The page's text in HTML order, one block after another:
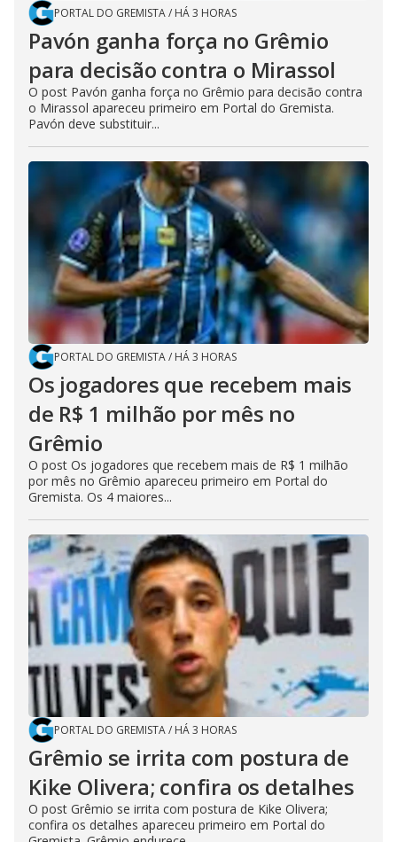
PORTAL DO GREMISTA/ HÁ 3 HORAS
Pavón ganha força no Grêmio
para decisão contra o Mirassol
O post Pavón ganha força no Grêmio para decisão contra
o Mirassol apareceu primeiro em Portal do Gremista.
Pavón deve substituir...
PORTAL DO GREMISTA/ HÁ 3 HORAS
Os jogadores que recebem mais
de R$ 1 milhão por mês no
Grêmio
O post Os jogadores que recebem mais de R$ 1 milhão
por mês no Grêmio apareceu primeiro em Portal do
Gremista. Os 4 maiores...
PORTAL DO GREMISTA/ HÁ 3 HORAS
Grêmio se irrita com postura de
Kike Olivera; confira os detalhes
O post Grêmio se irrita com postura de Kike Olivera;
confira os detalhes apareceu primeiro em Portal do